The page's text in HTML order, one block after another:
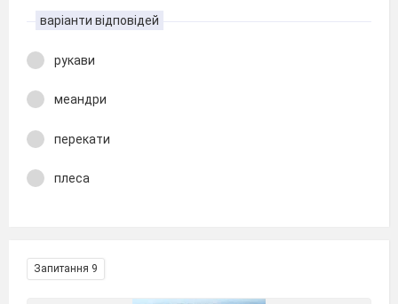
варіанти відповідей
рукави
меандри
перекати
плеса
Запитання 9